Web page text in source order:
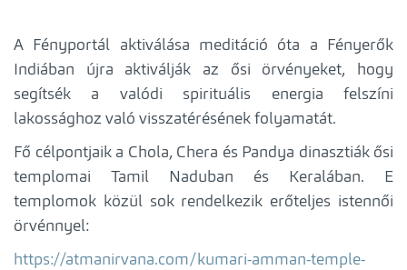
A Fényportál aktiválása meditáció óta a Fényerők
Indiában újra aktiválják az ősi örvényeket, hogy
segítsék a valódi spirituális energia felszíni
lakossághoz való visszatérésének folyamatát.
Fő célpontjaik a Chola, Chera és Pandya dinasztiák ősi
templomai Tamil Naduban és Keralában. E
templomok közül sok rendelkezik erőteljes istennői
örvénnyel:
https://atmanirvana.com/kumari-amman-temple-